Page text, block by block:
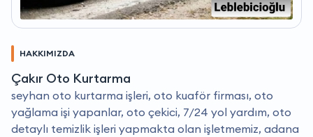
HAKKIMIZDA
Çakır Oto Kurtarma
seyhan oto kurtarma işleri, oto kuaför firması, oto
yağlama işi yapanlar, oto çekici, 7/24 yol yardım, oto
detaylı temizlik işleri yapmakta olan işletmemiz, adana